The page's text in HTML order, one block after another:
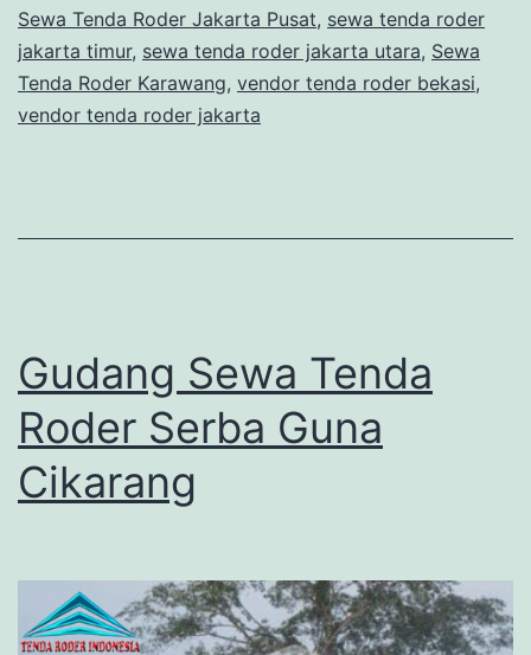
Sewa Tenda Roder Jakarta Pusat, sewa tenda roder
jakarta timur, sewa tenda roder jakarta utara, Sewa
Tenda Roder Karawang, vendor tenda roder bekasi,
vendor tenda roder jakarta
Gudang Sewa Tenda
Roder Serba Guna
Cikarang